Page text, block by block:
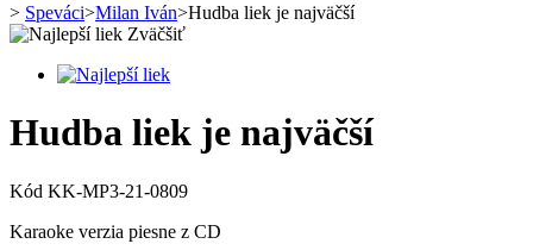
> Speváci>Milan Iván>Hudba liek je najväčší
Zväčšiť
Hudba liek je najväčší
Kód KK-MP3-21-0809
Karaoke verzia piesne z CD